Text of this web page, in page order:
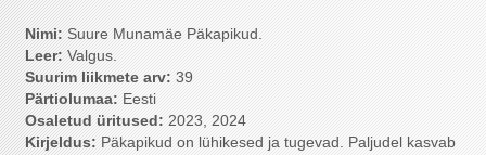
Nimi:Suure Munamäe Päkapikud.
Leer:Valgus.
Suurim liikmete arv: 39
Pärtiolumaa: Eesti
Osaletud üritused: 2023, 2024
Kirjeldus: Päkapikud on lühikesed ja tugevad. Paljudel kasvab